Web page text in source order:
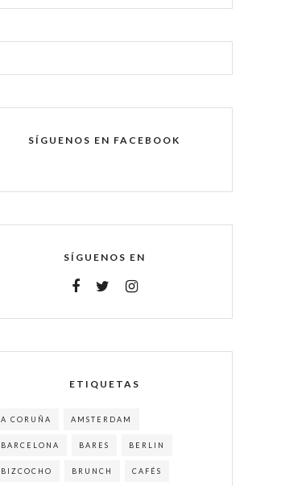
SÍGUENOS EN FACEBOOK
SÍGUENOS EN
ETIQUETAS
A CORUÑA AMSTERDAM
BARCELONA BARES BERLIN
BIZCOCHO BRUNCH CAFÉS